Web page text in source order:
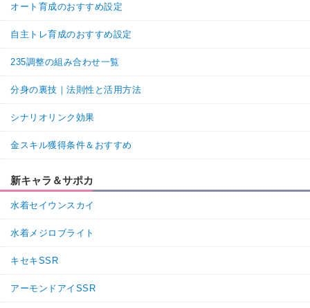
オート育成のおすすめ設定
自主トレ育成のおすすめ設定
235調整の組み合わせ一覧
分身の裏技｜法則性と活用方法
シナリオリンク効果
金スキル獲得条件＆おすすめ
新キャラ＆サポカ
水着セイウンスカイ
水着メジロブライト
キセキSSR
アーモンドアイSSR